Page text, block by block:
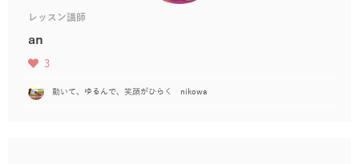
レッスン講師
an
3
動いて、ゆるんで、笑顔がひらく nikowa